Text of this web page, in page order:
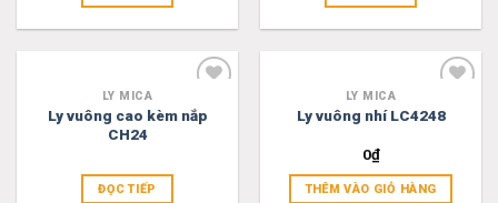
to
LY MICA
Ly vuông cao kèm nắp
CH24
ĐỌC TIẾP
to
LY MICA
Ly vuông nhí LC4248
0₫
THÊM VÀO GIỎ HÀNG